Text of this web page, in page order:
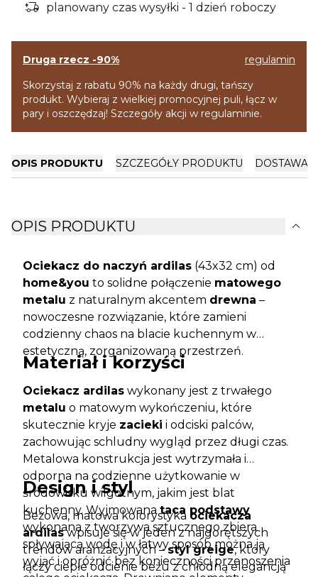
delivery_truck_bolt planowany czas wysyłki - 1 dzień roboczy
Druga rzecz -90%
regulamin
Skorzystaj z rabatu 90% na każdy drugi, tańszy
produkt. Wybieraj z wielkiej promocyjnej puli, łącz w
pary i oszczędzaj! Szczegóły akcji w regulaminie.
OPIS PRODUKTU SZCZEGÓŁY PRODUKTU DOSTAWA
OPIS PRODUKTU expand_more
Ociekacz do naczyń ardilas (43x32 cm) od
home&you to solidne połączenie matowego
metalu z naturalnym akcentem drewna –
nowoczesne rozwiązanie, które zamieni
codzienny chaos na blacie kuchennym w
estetyczną, zorganizowaną przestrzeń.
Materiał i korzyści
Ociekacz ardilas wykonany jest z trwałego
metalu o matowym wykończeniu, które
skutecznie kryje zacieki i odciski palców,
zachowując schludny wygląd przez długi czas.
Metalowa konstrukcja jest wytrzymała i
odporna na codzienne użytkowanie w
środowisku wilgotnym, jakim jest blat
kuchenny. Wyjmowana taca podstawy
wykonana z tworzywa sztucznego zbiera
spływającą wodę i w łatwy sposób można ją
wyjąć i opróżnić bez konieczności przenoszenia
Design i styl
Beżowa, matowa kolorystyka ociekacza
ardilaswpisuje się w jeden z najgorętszych
trendów aranżacyjnych –styl greige, który
łączy ciepłe odcienie beżu z chłodną elegancją